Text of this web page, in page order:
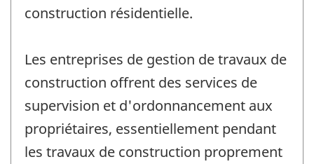
construction résidentielle.
Les entreprises de gestion de travaux de
construction offrent des services de
supervision et d'ordonnancement aux
propriétaires, essentiellement pendant
les travaux de construction proprement